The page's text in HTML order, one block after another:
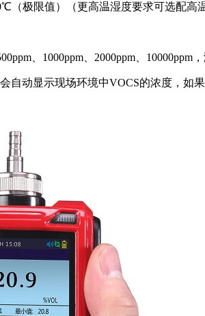
极限值）（更高温湿度要求可选配高
、1000ppm、2000ppm、
自动显示现场环境中VOCS的浓度，如